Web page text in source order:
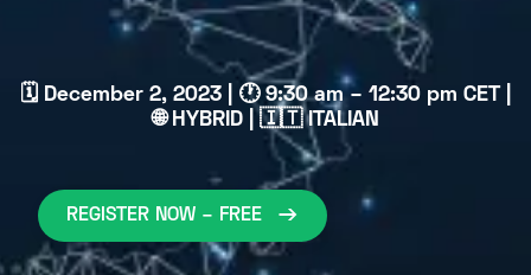
🗓 December 2, 2023 | 🕐 9:30 am – 12:30 pm CET |
🌐 HYBRID | 🇮🇹 ITALIAN
REGISTER NOW – FREE